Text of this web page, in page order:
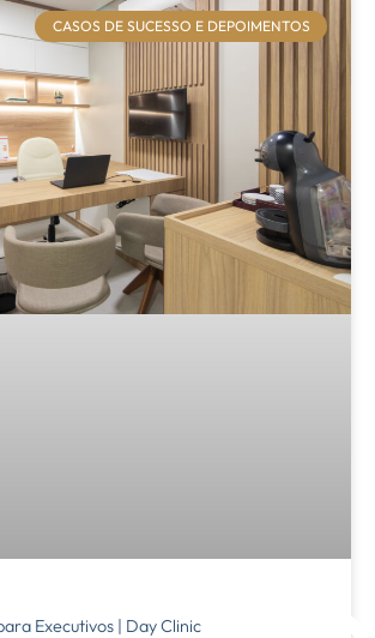
CASOS DE SUCESSO E DEPOIMENTOS
Executivos | Day Clinic